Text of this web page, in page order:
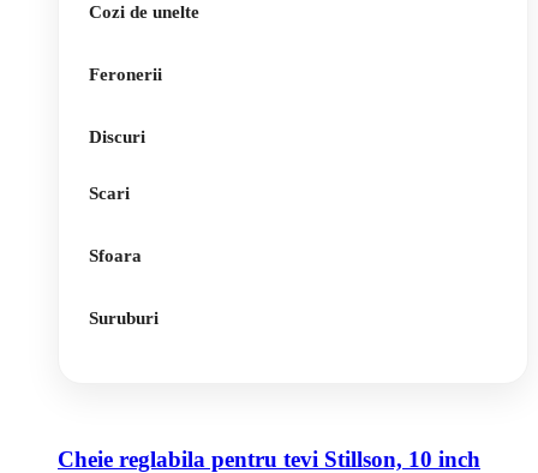
Cozi de unelte
Feronerii
Discuri
Scari
Sfoara
Suruburi
Cheie reglabila pentru tevi Stillson, 10 inch